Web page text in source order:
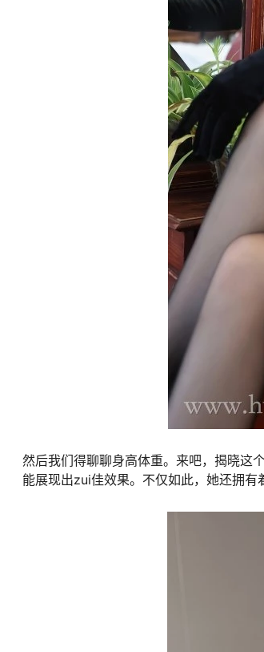
然后我们得聊聊身高体重。来吧，揭晓这
能展现出zui佳效果。不仅如此，她还拥